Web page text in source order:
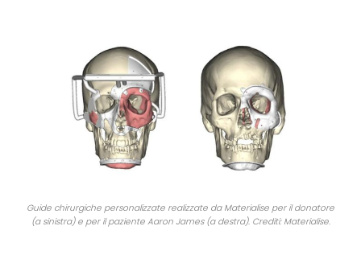
Guide chirurgiche personalizzate realizzate da Materialise per il donatore
(a sinistra) e per il paziente Aaron James (a destra). Crediti: Materialise.